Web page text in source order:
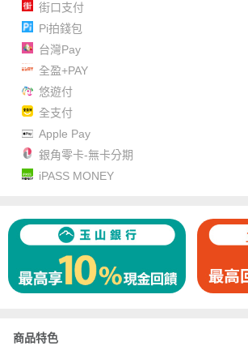
街口支付
Pi拍錢包
台灣Pay
全盈+PAY
悠遊付
全支付
Apple Pay
銀角零卡-無卡分期
iPASS MONEY
商品特色